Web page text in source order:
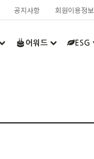
공지사항 회원이용정보
어워드 ESG